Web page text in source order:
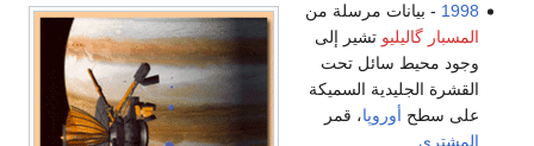
1998 - بيانات مرسلة من
المسبار گاليليو تشير إلى
وجود محيط سائل تحت
القشرة الجليدية السميكة
على سطح أوروپا، قمر
المشتري